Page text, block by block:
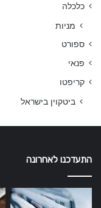
כלכלה
מניות
ספורט
פנאי
קריפטו
ביטקוין בישראל
התעדכנו לאחרונה